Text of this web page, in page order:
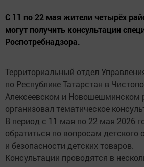
С 11 по 22 мая жители четырёх
могут получить консультации
Роспотребнадзора.
Территориальный отдел
по Республике Татарстан в
Алексеевском и Новошешминском
организовал тематическое
В период с 11 мая по 22 мая 2026
обратиться по вопросам детского
и безопасности детских товаров.
Консультации проводятся в